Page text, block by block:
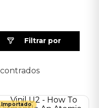
Importado